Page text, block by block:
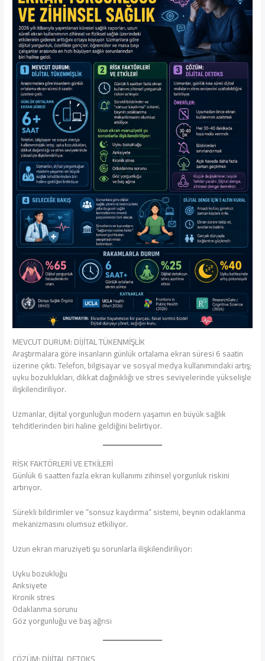
MEVCUT DURUM: DİJİTAL TÜKENMİŞLİK
Araştırmalara göre insanların günlük ortalama ekran süresi 6 saatin
üzerine çıktı. Telefon, bilgisayar ve sosyal medya kullanımındaki artış;
uyku bozuklukları, dikkat dağınıklığı ve stres seviyelerinde yükselişle
ilişkilendiriliyor.
Uzmanlar, dijital yorgunluğun modern yaşamın en büyük sağlık
tehditlerinden biri haline geldiğini belirtiyor.
RİSK FAKTÖRLERİ VE ETKİLERİ
Günlük 6 saatten fazla ekran kullanımı zihinsel yorgunluk riskini
artırıyor.
Sürekli bildirimler ve “sonsuz kaydırma” sistemi, beynin odaklanma
mekanizmasını olumsuz etkiliyor.
Uzun ekran maruziyeti şu sorunlarla ilişkilendiriliyor:
Uyku bozukluğu
Anksiyete
Kronik stres
Odaklanma sorunu
Göz yorgunluğu ve baş ağrısı